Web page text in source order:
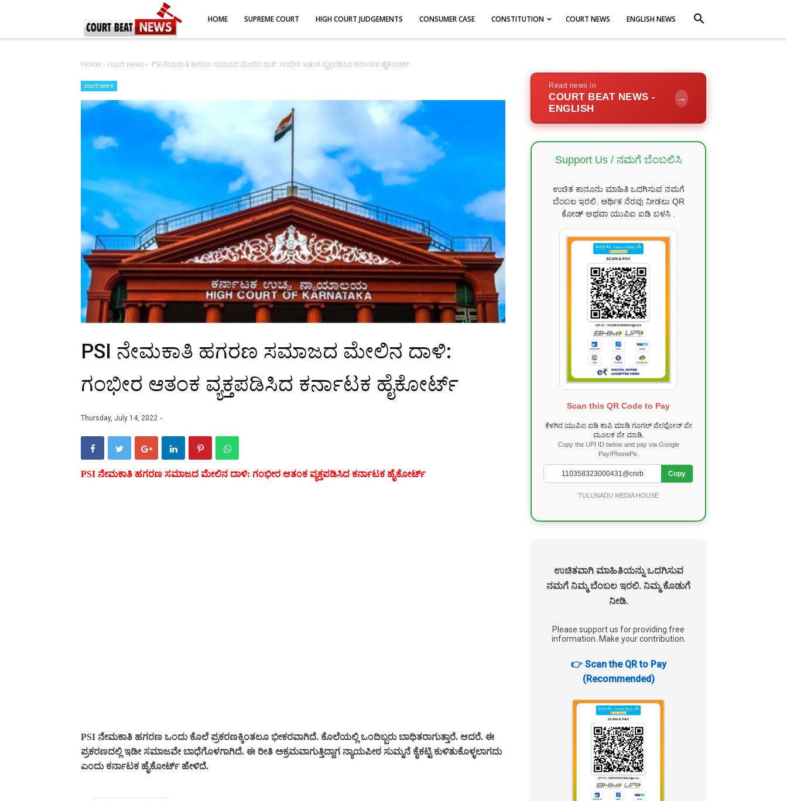
HOME SUPREME COURT HIGH COURT JUDGEMENTS CONSUMER CASE CONSTITUTION COURT NEWS ENGLISH NEWS search
Home › court news› PSI ನೇಮಕಾತಿ ಹಗರಣ ಸಮಾಜದ ಮೇಲಿನ ದಾಳಿ: ಗಂಭೀರ ಆತಂಕ ವ್ಯಕ್ತಪಡಿಸಿದ ಕರ್ನಾಟಕ ಹೈಕೋರ್ಟ್
court news
PSI ನೇಮಕಾತಿ ಹಗರಣ ಸಮಾಜದ ಮೇಲಿನ ದಾಳಿ:
ಗಂಭೀರ ಆತಂಕ ವ್ಯಕ್ತಪಡಿಸಿದ ಕರ್ನಾಟಕ ಹೈಕೋರ್ಟ್
Thursday, July 14, 2022
PSI ನೇಮಕಾತಿ ಹಗರಣ ಸಮಾಜದ ಮೇಲಿನ ದಾಳಿ: ಗಂಭೀರ ಆತಂಕ ವ್ಯಕ್ತಪಡಿಸಿದ ಕರ್ನಾಟಕ ಹೈಕೋರ್ಟ್
PSI ನೇಮಕಾತಿ ಹಗರಣ ಒಂದು ಕೊಲೆ ಪ್ರಕರಣಕ್ಕಿಂತಲೂ ಭೀಕರವಾಗಿದೆ. ಕೊಲೆಯಲ್ಲಿ ಒಂದಿಬ್ಬರು ಬಾಧಿತರಾಗುತ್ತಾರೆ. ಆದರೆ. ಈ
ಪ್ರಕರಣದಲ್ಲಿ ಇಡೀ ಸಮಾಜವೇ ಬಾಧೆಗೊಳಗಾಗಿದೆ. ಈ ರೀತಿ ಅಕ್ರಮವಾಗುತ್ತಿದ್ದಾಗ ನ್ಯಾಯಪೀಠ ಸುಮ್ಮನೆ ಕೈಕಟ್ಟಿ ಕುಳಿತುಕೊಳ್ಳಲಾಗದು
ಎಂದು ಕರ್ನಾಟಕ ಹೈಕೋರ್ಟ್ ಹೇಳಿದೆ.
Read news in
COURT BEAT NEWS -
ENGLISH
→
Support Us / ನಮಗೆ ಬೆಂಬಲಿಸಿ
ಉಚಿತ ಕಾನೂನು ಮಾಹಿತಿ ಒದಗಿಸುವ ನಮಗೆ
ಬೆಂಬಲ ಇರಲಿ. ಆರ್ಥಿಕ ನೆರವು ನೀಡಲು QR
ಕೋಡ್ ಅಥವಾ ಯುಪಿಐ ಐಡಿ ಬಳಸಿ .
Scan this QR Code to Pay
ಕೆಳಗಿನ ಯುಪಿಐ ಐಡಿ ಕಾಪಿ ಮಾಡಿ ಗೂಗಲ್ ಪೇ/ಫೋನ್ ಪೇ
ಮೂಲಕ ಪೇ ಮಾಡಿ.
Copy the UPI ID below and pay via Google
Pay/PhonePe.
Copy
TULUNADU MEDIA HOUSE
ಉಚಿತವಾಗಿ ಮಾಹಿತಿಯನ್ನು ಒದಗಿಸುವ
ನಮಗೆ ನಿಮ್ಮ ಬೆಂಬಲ ಇರಲಿ. ನಿಮ್ಮ ಕೊಡುಗೆ
ನೀಡಿ.
Please support us for providing free
information. Make your contribution.
👉 Scan the QR to Pay
(Recommended)